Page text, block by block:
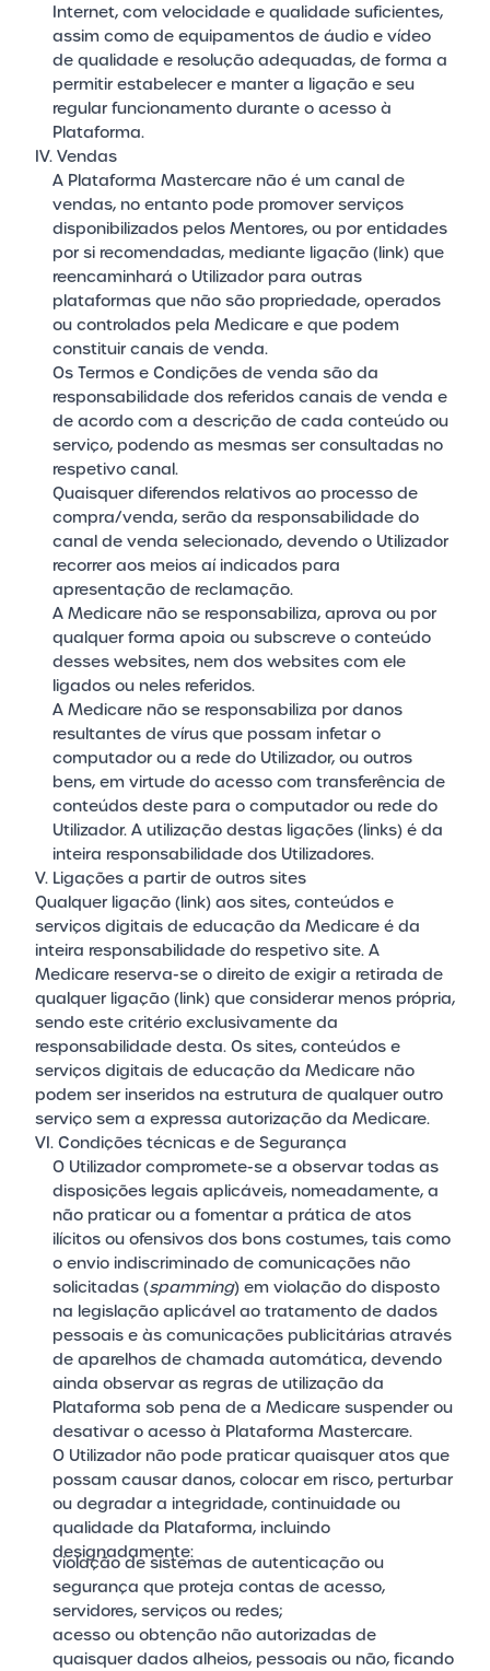
Internet, com velocidade e qualidade suficientes,
assim como de equipamentos de áudio e vídeo
de qualidade e resolução adequadas, de forma a
permitir estabelecer e manter a ligação e seu
regular funcionamento durante o acesso à
Plataforma.
IV. Vendas
A Plataforma Mastercare não é um canal de
vendas, no entanto pode promover serviços
disponibilizados pelos Mentores, ou por entidades
por si recomendadas, mediante ligação (link) que
reencaminhará o Utilizador para outras
plataformas que não são propriedade, operados
ou controlados pela Medicare e que podem
constituir canais de venda.
Os Termos e Condições de venda são da
responsabilidade dos referidos canais de venda e
de acordo com a descrição de cada conteúdo ou
serviço, podendo as mesmas ser consultadas no
respetivo canal.
Quaisquer diferendos relativos ao processo de
compra/venda, serão da responsabilidade do
canal de venda selecionado, devendo o Utilizador
recorrer aos meios aí indicados para
apresentação de reclamação.
A Medicare não se responsabiliza, aprova ou por
qualquer forma apoia ou subscreve o conteúdo
desses websites, nem dos websites com ele
ligados ou neles referidos.
A Medicare não se responsabiliza por danos
resultantes de vírus que possam infetar o
computador ou a rede do Utilizador, ou outros
bens, em virtude do acesso com transferência de
conteúdos deste para o computador ou rede do
Utilizador. A utilização destas ligações (links) é da
inteira responsabilidade dos Utilizadores.
V. Ligações a partir de outros sites
Qualquer ligação (link) aos sites, conteúdos e
serviços digitais de educação da Medicare é da
inteira responsabilidade do respetivo site. A
Medicare reserva-se o direito de exigir a retirada de
qualquer ligação (link) que considerar menos própria,
sendo este critério exclusivamente da
responsabilidade desta. Os sites, conteúdos e
serviços digitais de educação da Medicare não
podem ser inseridos na estrutura de qualquer outro
serviço sem a expressa autorização da Medicare.
VI. Condições técnicas e de Segurança
O Utilizador compromete-se a observar todas as
disposições legais aplicáveis, nomeadamente, a
não praticar ou a fomentar a prática de atos
ilícitos ou ofensivos dos bons costumes, tais como
o envio indiscriminado de comunicações não
solicitadas (spamming) em violação do disposto
na legislação aplicável ao tratamento de dados
pessoais e às comunicações publicitárias através
de aparelhos de chamada automática, devendo
ainda observar as regras de utilização da
Plataforma sob pena de a Medicare suspender ou
desativar o acesso à Plataforma Mastercare.
O Utilizador não pode praticar quaisquer atos que
possam causar danos, colocar em risco, perturbar
ou degradar a integridade, continuidade ou
qualidade da Plataforma, incluindo
designadamente:
violação de sistemas de autenticação ou
segurança que proteja contas de acesso,
servidores, serviços ou redes;
acesso ou obtenção não autorizadas de
quaisquer dados alheios, pessoais ou não, ficando